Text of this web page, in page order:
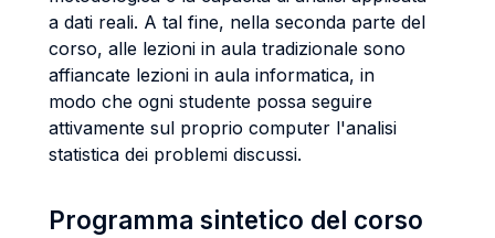
a dati reali. A tal fine, nella seconda parte del
corso, alle lezioni in aula tradizionale sono
affiancate lezioni in aula informatica, in
modo che ogni studente possa seguire
attivamente sul proprio computer l'analisi
statistica dei problemi discussi.
Programma sintetico del corso